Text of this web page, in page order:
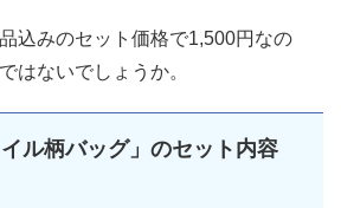
込みのセット価格で1,500円なの
はないでしょうか。
イル柄バッグ」のセット内容